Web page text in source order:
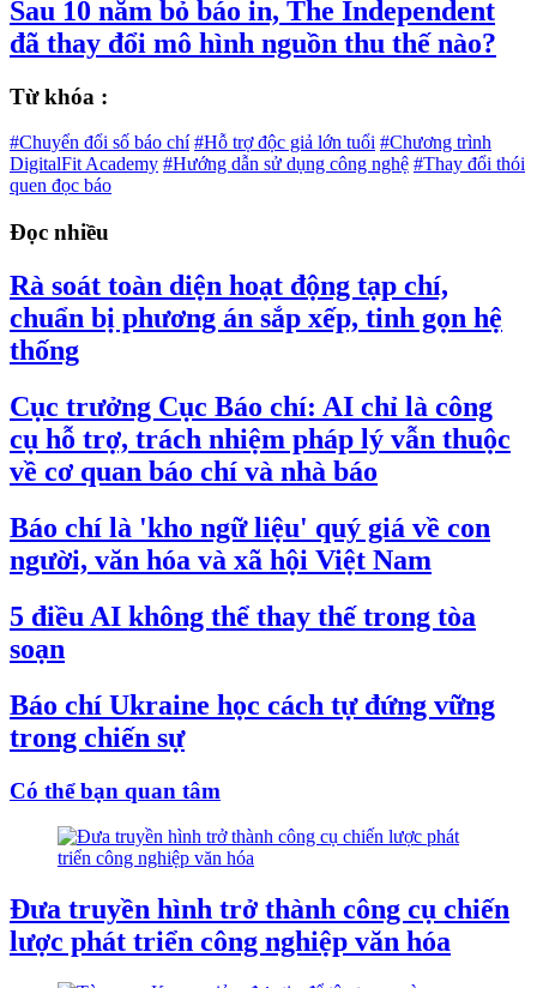
Sau 10 năm bỏ báo in, The Independent
đã thay đổi mô hình nguồn thu thế nào?
Từ khóa :
#Chuyển đổi số báo chí #Hỗ trợ độc giả lớn tuổi #Chương trình
DigitalFit Academy #Hướng dẫn sử dụng công nghệ #Thay đổi thói
quen đọc báo
Đọc nhiều
Rà soát toàn diện hoạt động tạp chí,
chuẩn bị phương án sắp xếp, tinh gọn hệ
thống
Cục trưởng Cục Báo chí: AI chỉ là công
cụ hỗ trợ, trách nhiệm pháp lý vẫn thuộc
về cơ quan báo chí và nhà báo
Báo chí là 'kho ngữ liệu' quý giá về con
người, văn hóa và xã hội Việt Nam
5 điều AI không thể thay thế trong tòa
soạn
Báo chí Ukraine học cách tự đứng vững
trong chiến sự
Có thể bạn quan tâm
Đưa truyền hình trở thành công cụ chiến
lược phát triển công nghiệp văn hóa